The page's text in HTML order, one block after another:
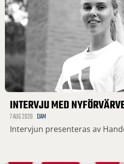
INTERVJU MED
7 AUG 2026 DAM
Intervjun presenteras av